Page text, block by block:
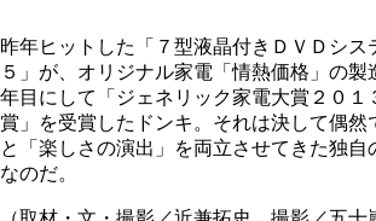
昨年ヒットした「７型液晶付きＤＶＤシ
５」が、オリジナル家電「情熱価格」の製
年目にして「ジェネリック家電大賞２０１
賞」を受賞したドンキ。それは決して偶然
と「楽しさの演出」を両立させてきた独自
なのだ。